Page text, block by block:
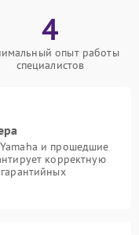
4
опыт работы
специалистов
и прошедшие
корректную